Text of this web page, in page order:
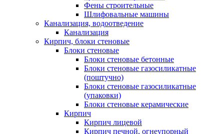
Фены строительные
Шлифовальные машины
Канализация, водоотведение
Канализация
Кирпич, блоки стеновые
Блоки стеновые
Блоки стеновые бетонные
Блоки стеновые газосиликатные
(поштучно)
Блоки стеновые газосиликатные
(упаковки)
Блоки стеновые керамические
Кирпич
Кирпич лицевой
Кирпич печной, огнеупорный